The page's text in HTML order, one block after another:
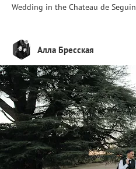
Wedding in the Chateau de Seguin
Алла Бресская